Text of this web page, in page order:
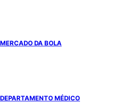
MERCADO DA BOLA
DEPARTAMENTO MÉDICO